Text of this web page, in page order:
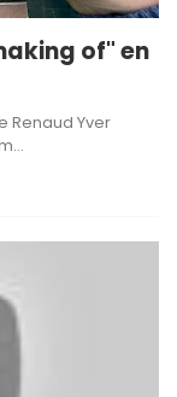
of" en
Renaud Yver